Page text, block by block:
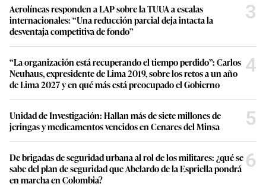
Aerolíneas responden a LAP sobre la TUUA a escalas
internacionales: “Una reducción parcial deja intacta la
desventaja competitiva de fondo”
3
“La organización está recuperando el tiempo perdido”: Carlos
Neuhaus, expresidente de Lima 2019, sobre los retos a un año
de Lima 2027 y en qué más está preocupado el Gobierno
4
Unidad de Investigación: Hallan más de siete millones de
jeringas y medicamentos vencidos en Cenares del Minsa
5
De brigadas de seguridad urbana al rol de los militares: ¿qué se
sabe del plan de seguridad que Abelardo de la Espriella pondrá
en marcha en Colombia?
6